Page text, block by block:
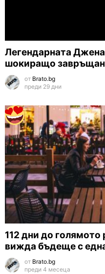
Легендарната
шокиращо
от Brato.bg
преди 29 дни
112 дни до
вижда бъдеще с
от Brato.bg
преди 4 месеца